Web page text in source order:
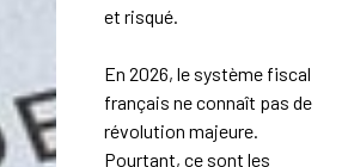
et risqué.
En 2026, le système fiscal
français ne connaît pas de
révolution majeure.
Pourtant, ce sont les